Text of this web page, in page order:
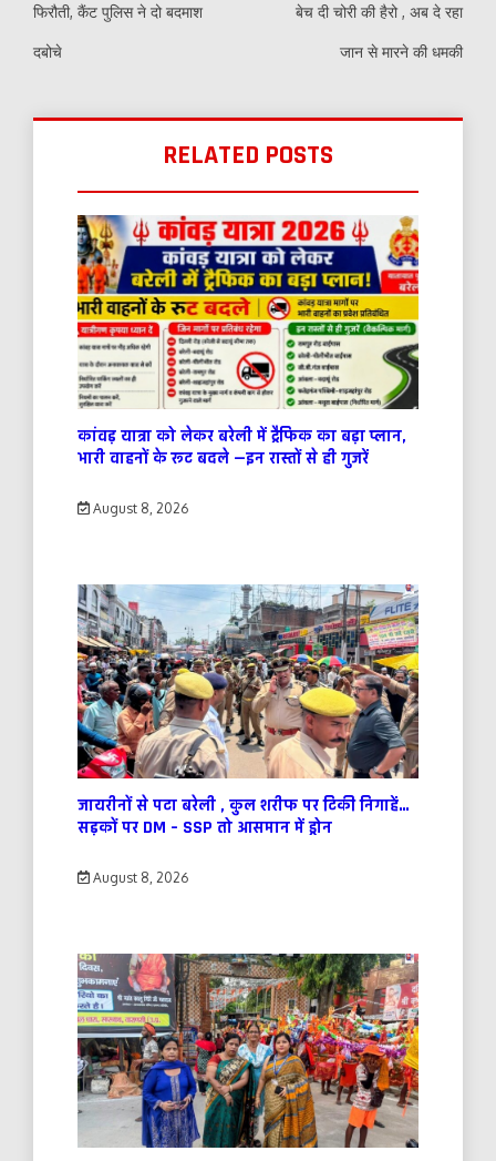
फिरौती, कैंट पुलिस ने दो बदमाश
दबोचे
बेच दी चोरी की हैरो , अब दे रहा
जान से मारने की धमकी
RELATED POSTS
कांवड़ यात्रा को लेकर बरेली में ट्रैफिक का बड़ा प्लान,
भारी वाहनों के रूट बदले —इन रास्तों से ही गुजरें
August 8, 2026
जायरीनों से पटा बरेली , कुल शरीफ पर टिकी निगाहें…
सड़कों पर DM – SSP तो आसमान में ड्रोन
August 8, 2026